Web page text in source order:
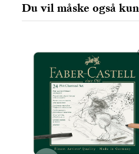
90546 Stein, Germany
info@Faber-Castell.de
Du vil måske også